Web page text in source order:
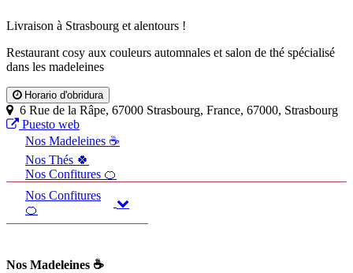
Livraison à Strasbourg et alentours !
Restaurant cosy aux couleurs automnales et salon de thé spécialisé
dans les madeleines
Horario d'obridura
6 Rue de la Râpe, 67000 Strasbourg, France, 67000, Strasbourg
Puesto web
Nos Madeleines ☕
Nos Thés 🍀
Nos Confitures 🍊
Nos Confitures
🍊
Nos Madeleines ☕